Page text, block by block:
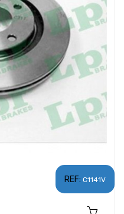
REF: C1141V